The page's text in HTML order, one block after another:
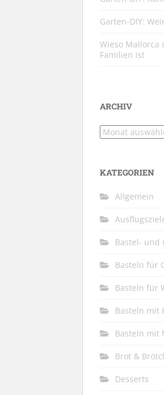
Garten-DIY:
Wieso Mallorca
Familien ist
ARCHIV
Archiv
KATEGORIEN
Allgemein
Bastel- und
Basteln für
Basteln für
Basteln mit
Basteln mit
Brot &
Desserts